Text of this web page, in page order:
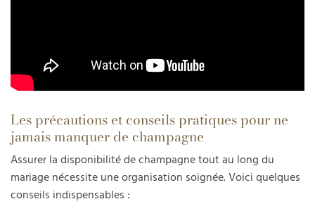
Les précautions et conseils pratiques pour ne
jamais manquer de champagne
Assurer la disponibilité de champagne tout au long du
mariage nécessite une organisation soignée. Voici quelques
conseils indispensables :